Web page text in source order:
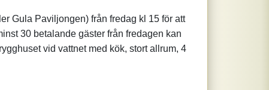
Gula Paviljongen) från fredag kl 15 för att
30 betalande gäster från fredagen kan
vid vattnet med kök, stort allrum, 4